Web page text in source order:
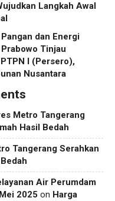
Langkah Awal
dan Energi
Tinjau
I (Persero),
Nusantara
Metro Tangerang
Hasil Bedah
Tangerang Serahkan
Air Perumdam
2025 on Harga